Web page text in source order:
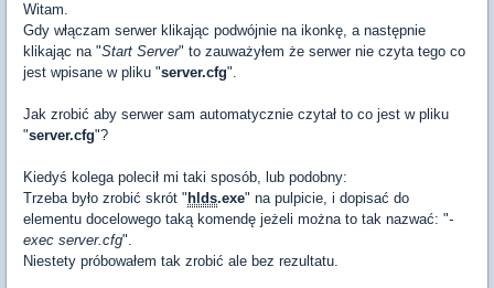
Witam.
Gdy włączam serwer klikając podwójnie na ikonkę, a następnie
klikając na "Start Server" to zauważyłem że serwer nie czyta tego co
jest wpisane w pliku "server.cfg".
Jak zrobić aby serwer sam automatycznie czytał to co jest w pliku
"server.cfg"?
Kiedyś kolega polecił mi taki sposób, lub podobny:
Trzeba było zrobić skrót " hlds.exe" na pulpicie, i dopisać do
elementu docelowego taką komendę jeżeli można to tak nazwać: "-
exec server.cfg".
Niestety próbowałem tak zrobić ale bez rezultatu.